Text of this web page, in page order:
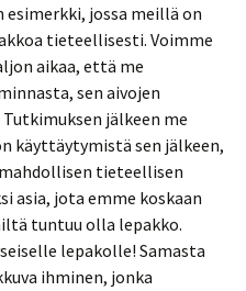
jossa meillä on
tieteellisesti. Voimme
aikaa, että me
sen aivojen
jälkeen me
käyttäytymistä sen jälkeen,
tieteellisen
asia, jota emme koskaan
tuntuu olla lepakko.
lepakolle! Samasta
ihminen, jonka